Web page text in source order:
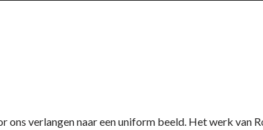
ons verlangen naar een uniform beeld. Het werk van